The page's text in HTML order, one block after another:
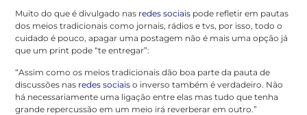
Muito do que é divulgado nas redes sociais pode refletir em pautas
dos meios tradicionais como jornais, rádios e tvs, por isso, todo o
cuidado é pouco, apagar uma postagem não é mais uma opção já
que um print pode “te entregar”:
“Assim como os meios tradicionais dão boa parte da pauta de
discussões nas redes sociais o inverso também é verdadeiro. Não
há necessariamente uma ligação entre elas mas tudo que tenha
grande repercussão em um meio irá reverberar em outro.”